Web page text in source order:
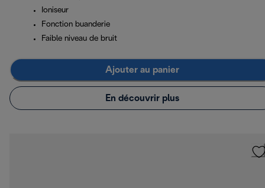
Ioniseur
Fonction buanderie
Faible niveau de bruit
Ajouter au panier
En découvrir plus